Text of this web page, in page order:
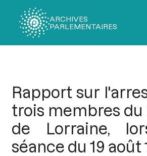
ARCHIVES
PARLEMENTAIRES
Rapport sur
trois membres
de Lorraine,
séance du 19 août